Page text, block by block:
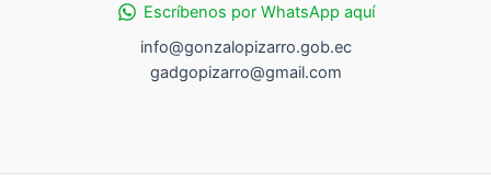
Escríbenos por WhatsApp aquí
info@gonzalopizarro.gob.ec
gadgopizarro@gmail.com